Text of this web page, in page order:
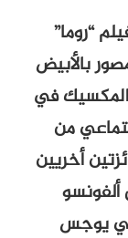
“روما”
بالأبيض
في
من
أخريين
يوجس